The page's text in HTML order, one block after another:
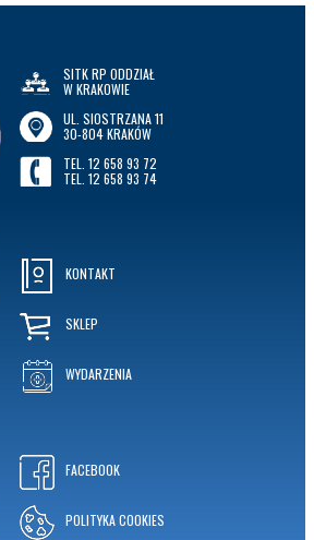
SITK RP ODDZIAŁ
W KRAKOWIE
UL. SIOSTRZANA 11
30-804 KRAKÓW
TEL. 12 658 93 72
TEL. 12 658 93 74
KONTAKT
SKLEP
WYDARZENIA
FACEBOOK
POLITYKA COOKIES